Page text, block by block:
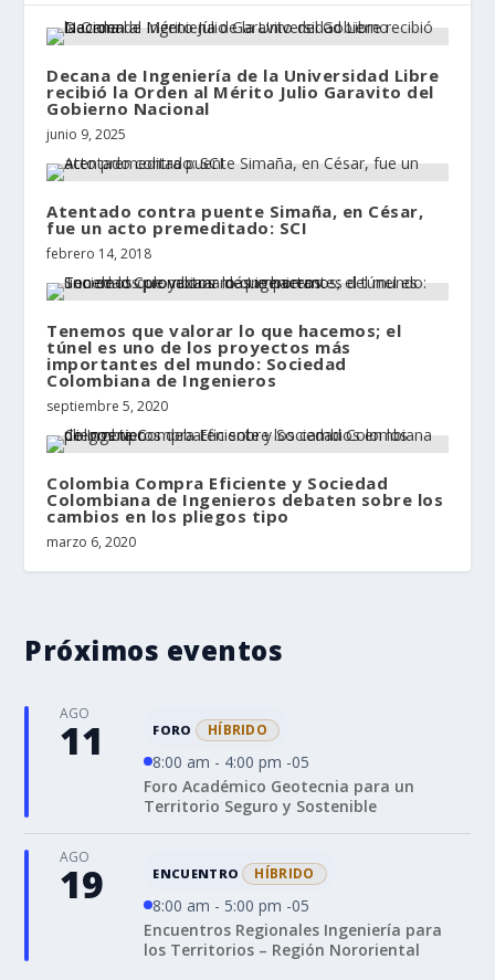
Decana de Ingeniería de la Universidad Libre
recibió la Orden al Mérito Julio Garavito del
Gobierno Nacional
junio 9, 2025
Atentado contra puente Simaña, en César,
fue un acto premeditado: SCI
febrero 14, 2018
Tenemos que valorar lo que hacemos; el
túnel es uno de los proyectos más
importantes del mundo: Sociedad
Colombiana de Ingenieros
septiembre 5, 2020
Colombia Compra Eficiente y Sociedad
Colombiana de Ingenieros debaten sobre los
cambios en los pliegos tipo
marzo 6, 2020
Próximos eventos
AGO
11 FORO HÍBRIDO
8:00 am - 4:00 pm -05
Foro Académico Geotecnia para un
Territorio Seguro y Sostenible
AGO
19 ENCUENTRO HÍBRIDO
8:00 am - 5:00 pm -05
Encuentros Regionales Ingeniería para
los Territorios – Región Nororiental